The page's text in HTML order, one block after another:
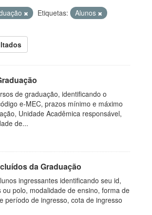
Etiquetas:
Alunos
de graduação, identificando o
e-MEC, prazos mínimo e máximo
Unidade Acadêmica responsável,
de...
da Graduação
ingressantes identificando seu id,
ou polo, modalidade de ensino, forma de
período de ingresso, cota de ingresso